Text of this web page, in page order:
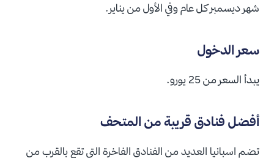
شهر ديسمبر كل عام وفي الأول من يناير.
سعر الدخول
يبدأ السعر من 25 يورو.
أفضل فنادق قريبة من المتحف
تضم اسبانيا العديد من الفنادق الفاخرة التي تقع بالقرب من